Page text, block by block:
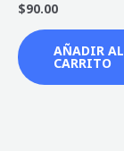
Valorado
en
de
5
$90.00
AÑADIR AL
CARRITO